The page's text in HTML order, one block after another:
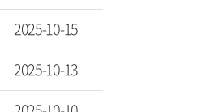
2025-10-15
2025-10-13